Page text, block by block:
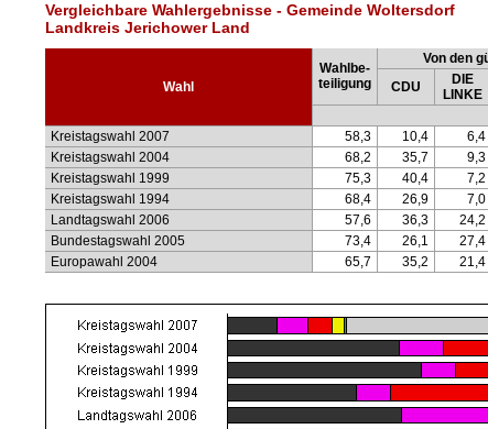
Vergleichbare Wahlergebnisse - Gemeinde Woltersdorf
Landkreis Jerichower Land
Wahl
Wahlbe-
teiligung
Von den
CDU
DIE
LINKE
Kreistagswahl 2007
58,3 10,4 6,4
Kreistagswahl 2004
68,2 35,7 9,3
Kreistagswahl 1999
75,3 40,4 7,2
Kreistagswahl 1994
68,4 26,9 7,0
Landtagswahl 2006
57,6 36,3 24,2
Bundestagswahl 2005
73,4 26,1 27,4
Europawahl 2004
65,7 35,2 21,4